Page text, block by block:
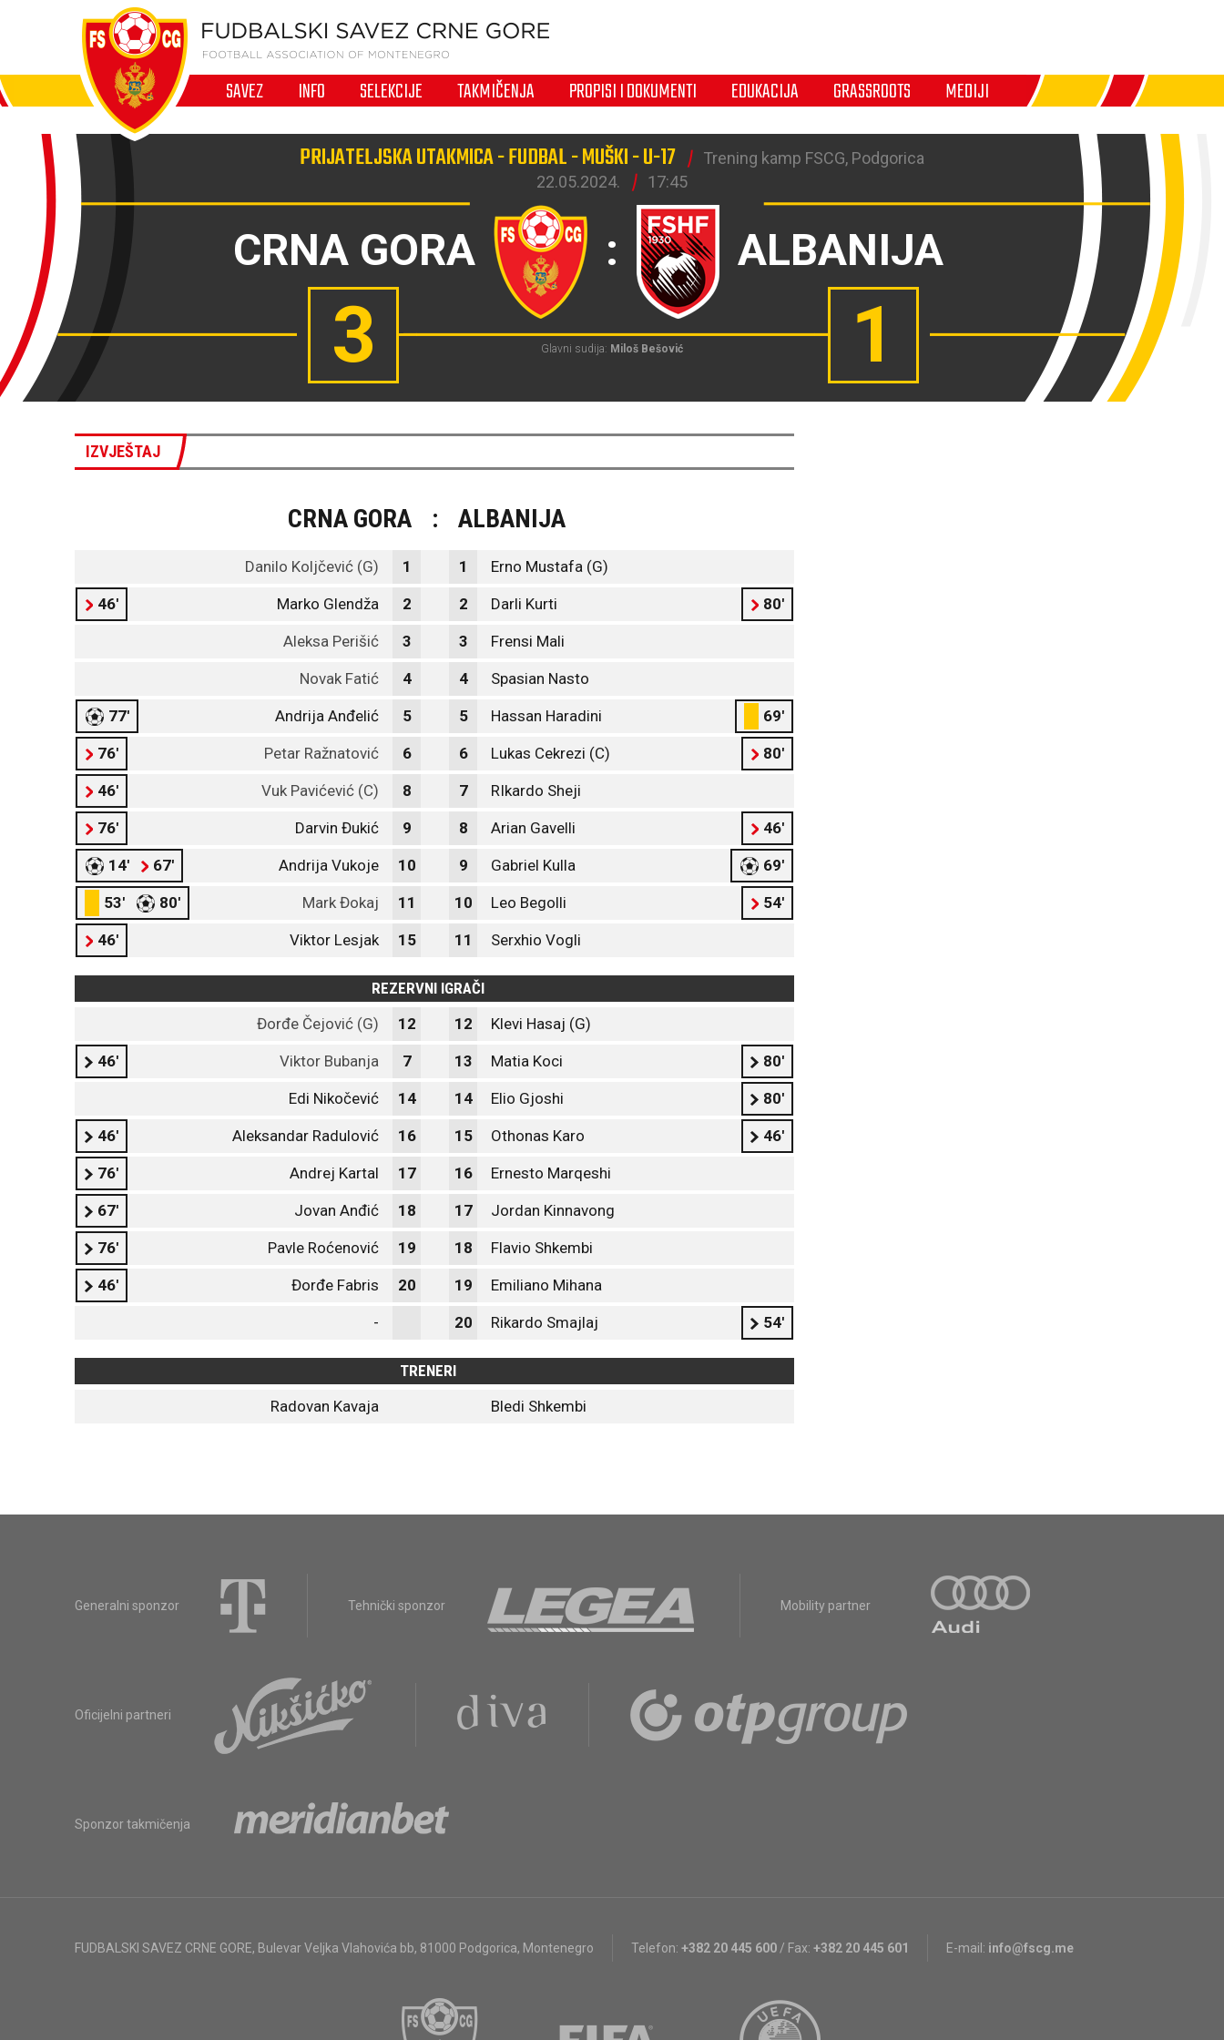
SAVEZ INFO SELEKCIJE TAKMIČENJA PROPISI I DOKUMENTI EDUKACIJA GRASSROOTS MEDIJI
PRIJATELJSKA UTAKMICA - FUDBAL - MUŠKI - U-17
Trening kamp FSCG, Podgorica
22.05.2024.
17:45
CRNA GORA : ALBANIJA
3 1
Glavni sudija: Miloš Bešović
IZVJEŠTAJ
CRNA GORA : ALBANIJA
Danilo Koljčević (G) 1 1 Erno Mustafa (G)
46' Marko Glendža 2 2 Darli Kurti 80'
Aleksa Perišić 3 3 Frensi Mali
Novak Fatić 4 4 Spasian Nasto
77' Andrija Anđelić 5 5 Hassan Haradini 69'
76' Petar Ražnatović 6 6 Lukas Cekrezi (C) 80'
46' Vuk Pavićević (C) 8 7 RIkardo Sheji
76' Darvin Đukić 9 8 Arian Gavelli 46'
14' 67' Andrija Vukoje 10 9 Gabriel Kulla 69'
53' 80' Mark Đokaj 11 10 Leo Begolli 54'
46' Viktor Lesjak 15 11 Serxhio Vogli
REZERVNI IGRAČI
Đorđe Čejović (G)
12 12 Klevi Hasaj (G)
46' Viktor Bubanja 7 13 Matia Koci 80'
Edi Nikočević 14 14 Elio Gjoshi 80'
46' Aleksandar Radulović 16 15 Othonas Karo 46'
76' Andrej Kartal 17 16 Ernesto Marqeshi
67' Jovan Anđić 18 17 Jordan Kinnavong
76' Pavle Roćenović 19 18 Flavio Shkembi
46' Đorđe Fabris 20 19 Emiliano Mihana
- 20 Rikardo Smajlaj 54'
TRENERI
Radovan Kavaja
Bledi Shkembi
Generalni sponzor Tehnički sponzor Mobility partner
Oficijelni partneri
Sponzor takmičenja
FUDBALSKI SAVEZ CRNE GORE, Bulevar Veljka Vlahovića bb, 81000 Podgorica, Montenegro Telefon: +382 20 445 600 / Fax: +382 20 445 601 E-mail: info@fscg.me